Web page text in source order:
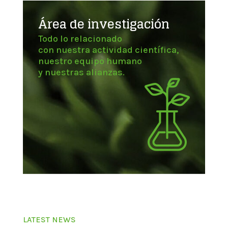
Área de investigación
Todo lo relacionado
con nuestra actividad científica,
nuestro equipo humano
y nuestras alianzas.
LATEST NEWS